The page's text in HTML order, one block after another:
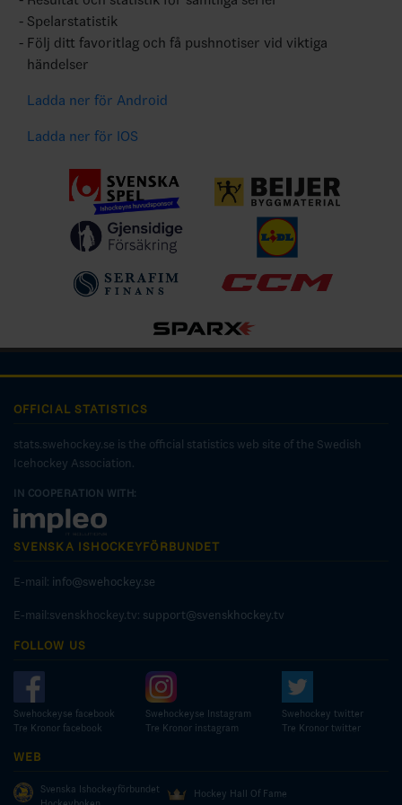
Spelarstatistik
Följ ditt favoritlag och få pushnotiser vid viktiga
händelser
Ladda ner för Android
Ladda ner för IOS
OFFICIAL STATISTICS
stats.swehockey.se is the official statistics web site of the Swedish
Icehockey Association.
IN COOPERATION WITH:
SVENSKA ISHOCKEYFÖRBUNDET
E-mail: info@swehockey.se
E-mail:svenskhockey.tv: support@svenskhockey.tv
FOLLOW US
Swehockeyse facebook
Tre Kronor facebook
Swehockeyse Instagram
Tre Kronor instagram
Swehockey twitter
Tre Kronor twitter
WEB
Svenska Ishockeyförbundet
Hockey Hall Of Fame